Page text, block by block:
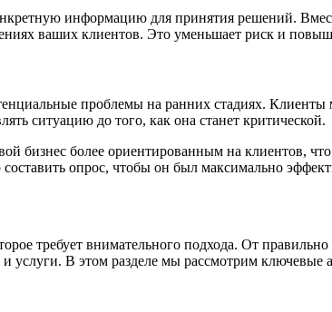
информацию для принятия решений.
ваших клиентов. Это уменьшает риск и
проблемы на ранних стадиях.
ситуацию до того, как она станет критической.
бизнес более ориентированным на клиентов,
опрос, чтобы он был максимально
требует внимательного подхода. От
услуги. В этом разделе мы рассмотрим ключевые